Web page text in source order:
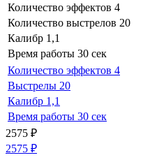
Количество эффектов 4
Количество выстрелов 20
Калибр 1,1
Время работы 30 сек
Количество эффектов 4
Выстрелы 20
Калибр 1,1
Время работы 30 сек
2575 ₽
2575 ₽